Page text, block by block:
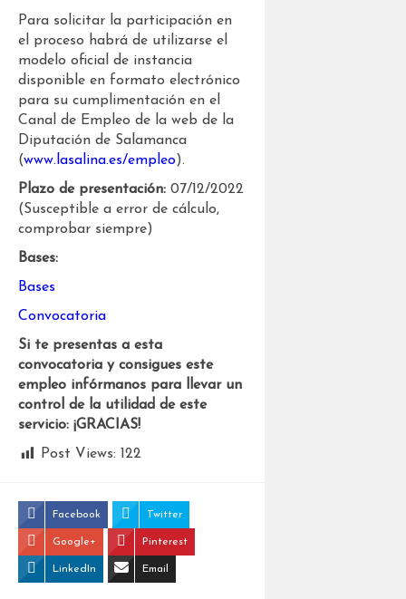
Para solicitar la participación en
el proceso habrá de utilizarse el
modelo oficial de instancia
disponible en formato electrónico
para su cumplimentación en el
Canal de Empleo de la web de la
Diputación de Salamanca
(www.lasalina.es/empleo).
Plazo de presentación: 07/12/2022
(Susceptible a error de cálculo,
comprobar siempre)
Bases:
Bases
Convocatoria
Si te presentas a esta
convocatoria y consigues este
empleo infórmanos para llevar un
control de la utilidad de este
servicio: ¡GRACIAS!
Post Views: 122
Facebook Twitter
Google+ Pinterest
LinkedIn Email